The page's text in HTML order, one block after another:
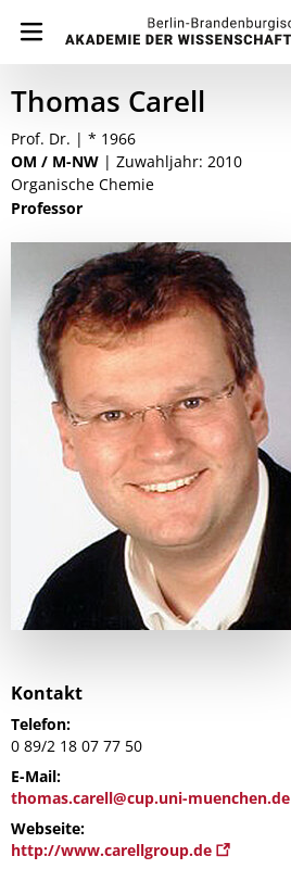
Thomas Carell
Prof. Dr. | * 1966
OM / M-NW | Zuwahljahr: 2010
Organische Chemie
Professor
Kontakt
Telefon:
0 89/2 18 07 77 50
E-Mail:
thomas.carell@cup.uni-muenchen.de
Webseite:
http://www.carellgroup.de